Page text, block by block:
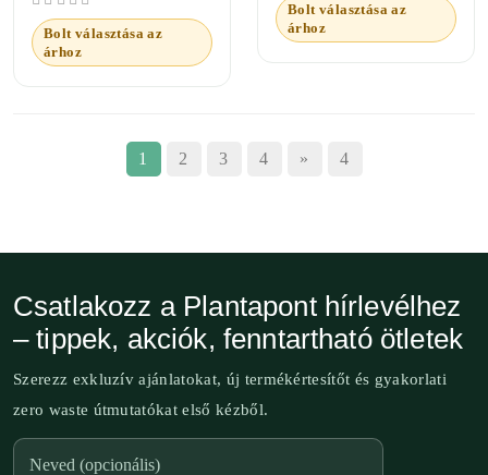
Bolt választása az
árhoz
Bolt választása az
árhoz
1 2 3 4 » 4
Csatlakozz a Plantapont hírlevélhez
– tippek, akciók, fenntartható ötletek
Szerezz exkluzív ajánlatokat, új termékértesítőt és gyakorlati
zero waste útmutatókat első kézből.